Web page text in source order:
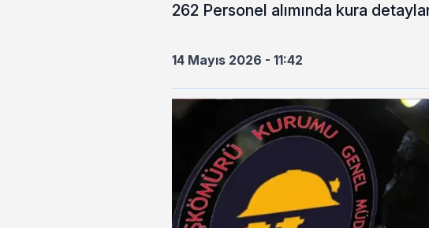
262 Personel alımında kura
14 Mayıs 2026 - 11:42